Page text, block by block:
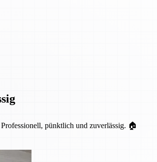
pünktlich und zuverlässig. 🏠